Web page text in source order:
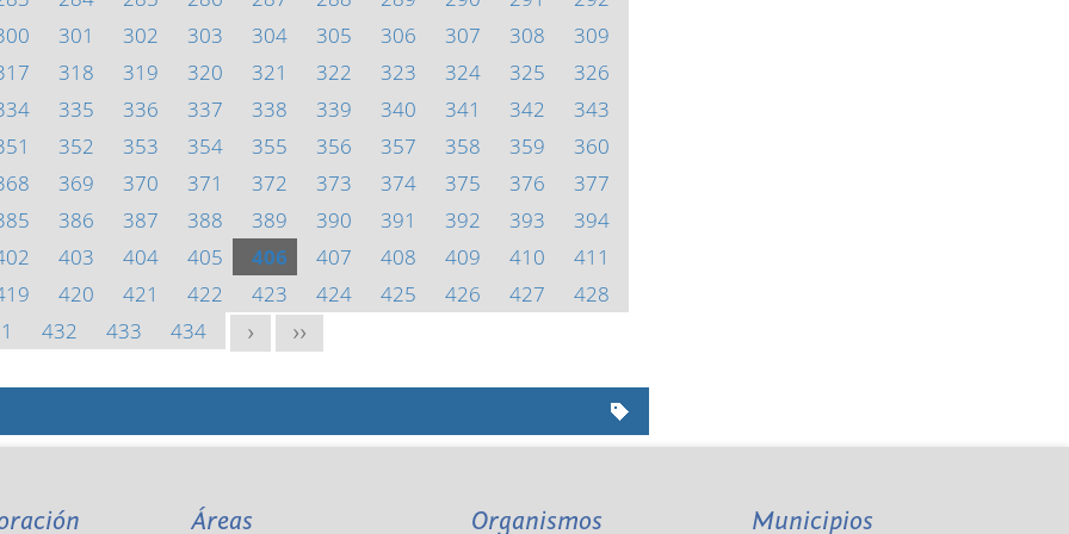
301 302 303 304 305 306 307 308
309
318 319 320 321 322 323 324 325
326
335 336 337 338 339 340 341 342
343
352 353 354 355 356 357 358 359
360
369 370 371 372 373 374 375 376
377
386 387 388 389 390 391 392 393
394
403 404 405 406 407 408 409 410
411
420 421 422 423 424 425 426 427
428
432 433 434 > >>
Áreas Organismos Municipios